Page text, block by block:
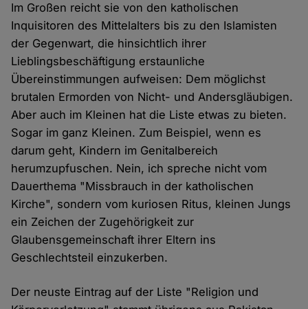
Im Großen reicht sie von den katholischen
Inquisitoren des Mittelalters bis zu den Islamisten
der Gegenwart, die hinsichtlich ihrer
Lieblingsbeschäftigung erstaunliche
Übereinstimmungen aufweisen: Dem möglichst
brutalen Ermorden von Nicht- und Andersgläubigen.
Aber auch im Kleinen hat die Liste etwas zu bieten.
Sogar im ganz Kleinen. Zum Beispiel, wenn es
darum geht, Kindern im Genitalbereich
herumzupfuschen. Nein, ich spreche nicht vom
Dauerthema "Missbrauch in der katholischen
Kirche", sondern vom kuriosen Ritus, kleinen Jungs
ein Zeichen der Zugehörigkeit zur
Glaubensgemeinschaft ihrer Eltern ins
Geschlechtsteil einzukerben.
Der neuste Eintrag auf der Liste "Religion und